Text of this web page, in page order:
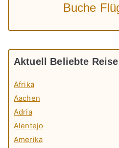
Buche
Aktuell Beliebte
Afrika
Aachen
Adria
Alentejo
Amerika